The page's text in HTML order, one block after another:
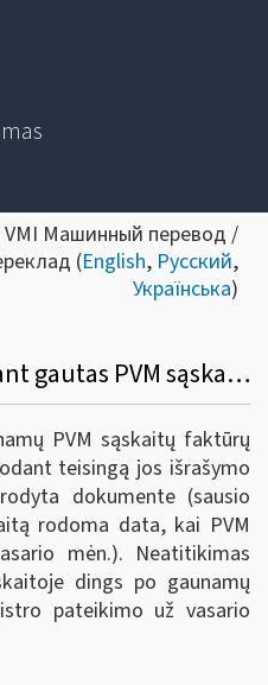
Машинный перевод /
(English, Русский,
Українська)
Kurią datą, registruojant gautas PVM sąskaitas faktūras i.SAF reikia nurodyti - PVM sąskaitos faktūros išrašymo (pvz., sausio), ar PVM sąskaitos faktūros gavimo datą (pvz., vasario)?
PVM sąskaitų faktūrų
teisingą jos išrašymo
dokumente (sausio
rodoma data, kai PVM
mėn.). Neatitikimas
dings po gaunamų
pateikimo už vasario